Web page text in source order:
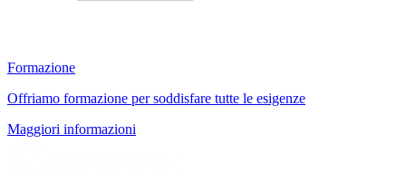
Formazione
Offriamo formazione per soddisfare tutte le esigenze
Maggiori informazioni